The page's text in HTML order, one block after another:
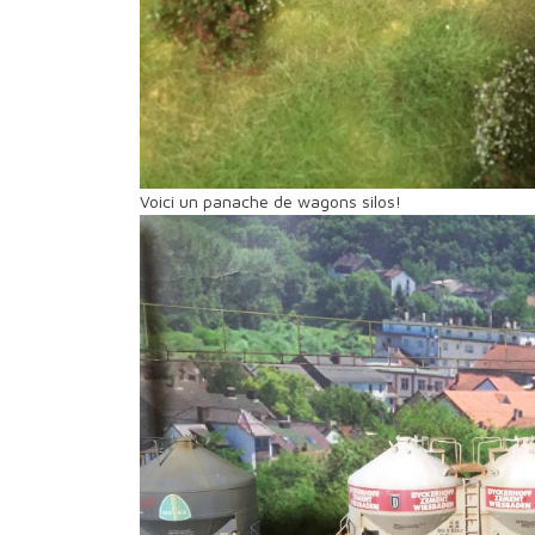
Voici un panache de wagons silos!